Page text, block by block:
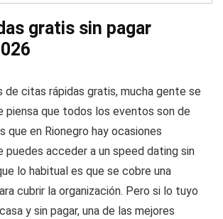
gratis sin pagar
de citas rápidas gratis, mucha gente se
piensa que todos los eventos son de
que en Rionegro hay ocasiones
puedes acceder a un speed dating sin
lo habitual es que se cobre una
cubrir la organización. Pero si lo tuyo
y sin pagar, una de las mejores